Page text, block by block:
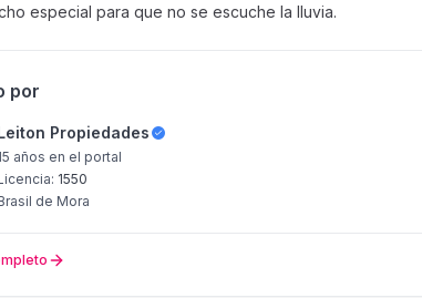
especial para que no se escuche la lluvia.
por
Propiedades
años en el portal
1550
de Mora